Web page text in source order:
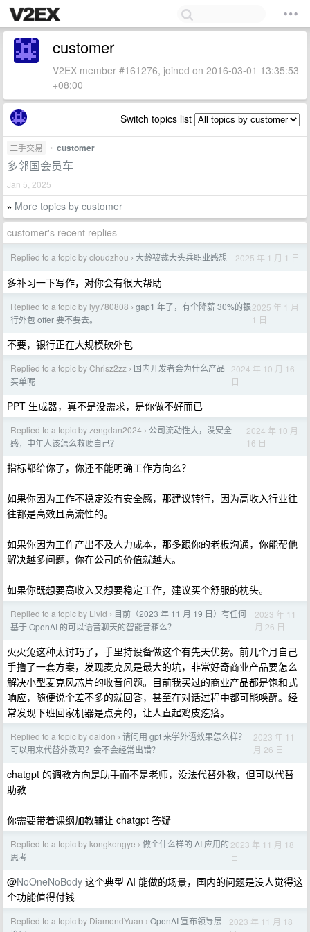
customer
V2EX member #161276, joined on 2016-03-01 13:35:53
+08:00
Switch topics list
二手交易 • customer
多邻国会员车
Jan 5, 2025
» More topics by customer
customer's recent replies
Replied to a topic by cloudzhou › 大龄被裁大头兵职业感想 2025 年 1 月 1 日
多补习一下写作，对你会有很大帮助
Replied to a topic by lyy780808 › gap1 年了，有个降薪 30%的银
行外包 offer 要不要去。
2025 年 1 月
1 日
不要，银行正在大规模砍外包
Replied to a topic by Chrisz2zz › 国内开发者会为什么产品
买单呢
2024 年 10 月 16
日
PPT 生成器，真不是没需求，是你做不好而已
Replied to a topic by zengdan2024 › 公司流动性大，没安全
感，中年人该怎么救赎自己？
2024 年 10 月
16 日
指标都给你了，你还不能明确工作方向么？
如果你因为工作不稳定没有安全感，那建议转行，因为高收入行业往
往都是高效且高流性的。
如果你因为工作产出不及人力成本，那多跟你的老板沟通，你能帮他
解决越多问题，你在公司的价值就越大。
如果你既想要高收入又想要稳定工作，建议买个舒服的枕头。
Replied to a topic by Livid › 目前（2023 年 11 月 19 日）有任何
基于 OpenAI 的可以语音聊天的智能音箱么？
2023 年 11
月 26 日
火火兔这种太讨巧了，手里持设备做这个有先天优势。前几个月自己
手撸了一套方案，发现麦克风是最大的坑，非常好奇商业产品要怎么
解决小型麦克风芯片的收音问题。目前我买过的商业产品都是饱和式
响应，随便说个差不多的就回答，甚至在对话过程中都可能唤醒。经
常发现下班回家机器是点亮的，让人直起鸡皮疙瘩。
Replied to a topic by daldon › 请问用 gpt 来学外语效果怎么样？
可以用来代替外教吗？会不会经常出错？
2023 年 11
月 26 日
chatgpt 的调教方向是助手而不是老师，没法代替外教，但可以代替
助教
你需要带着课纲加教辅让 chatgpt 答疑
Replied to a topic by kongkongye › 做个什么样的 AI 应用的
思考
2023 年 11 月 18
日
@NoOneNoBody 这个典型 AI 能做的场景，国内的问题是没人觉得这
个功能值得付钱
Replied to a topic by DiamondYuan › OpenAI 宣布领导层
2023 年 11 月 18